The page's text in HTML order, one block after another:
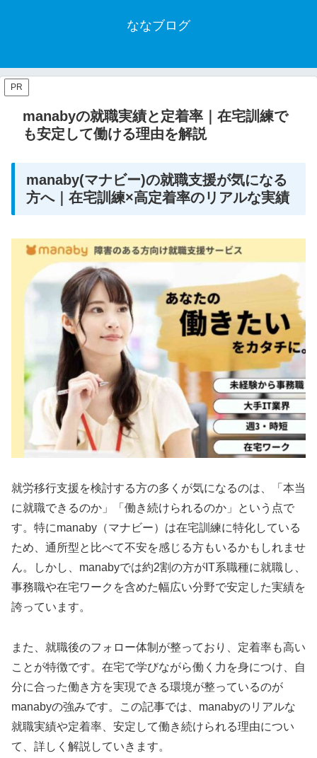
ななブログ
PR
manabyの就職実績と定着率｜在宅訓練で
も安定して働ける理由を解説
manaby(マナビー)の就職支援が気になる
方へ｜在宅訓練×高定着率のリアルな実績
就労移行支援を検討する方の多くが気になるのは、「本当
に就職できるのか」「働き続けられるのか」という点で
す。特にmanaby（マナビー）は在宅訓練に特化している
ため、通所型と比べて不安を感じる方もいるかもしれませ
ん。しかし、manabyでは約2割の方がIT系職種に就職し、
事務職や在宅ワークを含めた幅広い分野で安定した実績を
誇っています。
また、就職後のフォロー体制が整っており、定着率も高い
ことが特徴です。在宅で学びながら働く力を身につけ、自
分に合った働き方を実現できる環境が整っているのが
manabyの強みです。この記事では、manabyのリアルな
就職実績や定着率、安定して働き続けられる理由につい
て、詳しく解説していきます。